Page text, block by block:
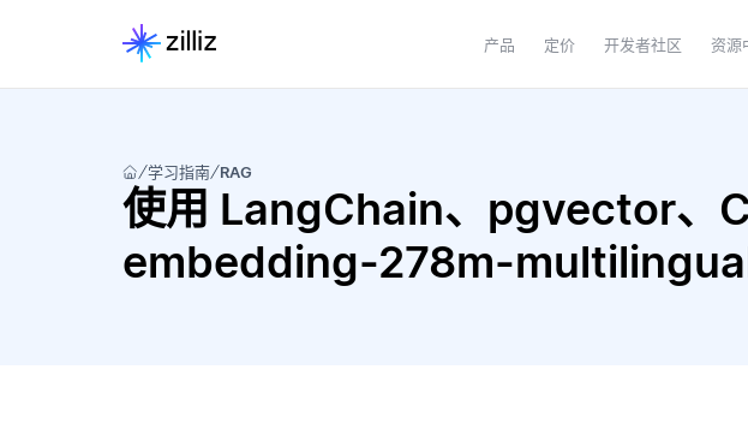
产品 定价 开发者社区 资源
学习指南 RAG
使用 LangChain、pgvector、
embedding-278m-multilingual